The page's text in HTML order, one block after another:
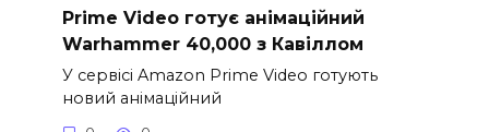
Prime Video готує анімаційний
Warhammer 40,000 з Кавіллом
У сервісі Amazon Prime Video готують
новий анімаційний